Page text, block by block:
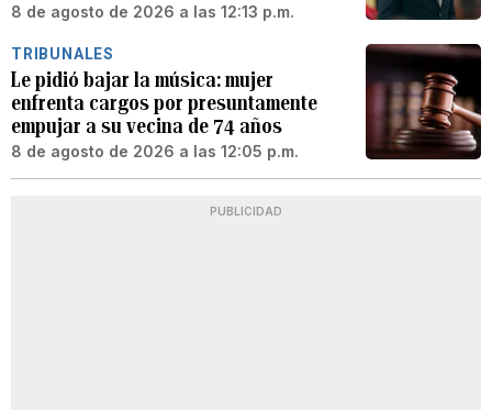
8 de agosto de 2026 a las 12:13 p.m.
TRIBUNALES
Le pidió bajar la música: mujer
enfrenta cargos por presuntamente
empujar a su vecina de 74 años
8 de agosto de 2026 a las 12:05 p.m.
PUBLICIDAD